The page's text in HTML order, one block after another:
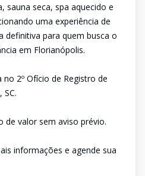
sauna seca, spa aquecido e
uma experiência de
definitiva para quem busca o
em Florianópolis.
2º Ofício de Registro de
valor sem aviso prévio.
informações e agende sua